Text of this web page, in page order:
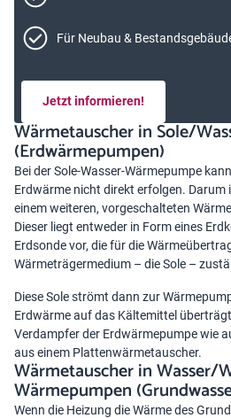
Für Neubau &
Jetzt informieren!
Wärmetauscher in Sole/
(Erdwärmepumpen)
Bei derSole-Wasser-Wärmepumpe
Erdwärme nicht direkt erfolgen. Darum
einem weiteren, vorgeschalteten
Dieser liegt entweder in Form eines
Erdsonde vor, die für die
Wärmeträgermedium – die Sole –
Diese Sole strömt dann zur
Erdwärme auf das Kältemittel
Verdampfer der Erdwärmepumpe wie
aus einem Plattenwärmetauscher.
Wärmetauscher in Wasser/
Wärmepumpen
Wenn die Heizung die Wärme des